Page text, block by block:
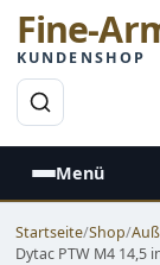
Fine-
KUNDENSHOP
Menü
Startseite/Shop/
Dytac PTW M4 14,5